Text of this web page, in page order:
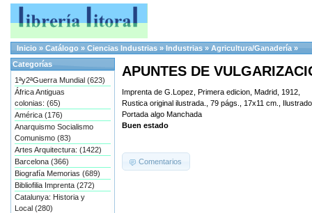
Inicio » Catálogo » Ciencias Industrias » Industrias » Agricultura/Ganadería »
APUNTES DE
Imprenta de G.Lopez, Primera edicion, Madrid, 1912,
Rustica original ilustrada., 79 págs., 17x11 cm., Ilustrado
Portada algo Manchada
Buen estado
Comentarios
Categorías
1ªy2ªGuerra Mundial (623)
África Antiguas
colonias: (65)
América (176)
Anarquismo Socialismo
Comunismo (83)
Artes Arquitectura: (1422)
Barcelona (366)
Biografía Memorias (689)
Bibliofilia Imprenta (272)
Catalunya: Historia y
Local (280)